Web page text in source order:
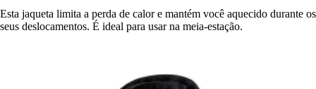
Esta jaqueta limita a perda de calor e mantém você aquecido durante os
seus deslocamentos. É ideal para usar na meia-estação.